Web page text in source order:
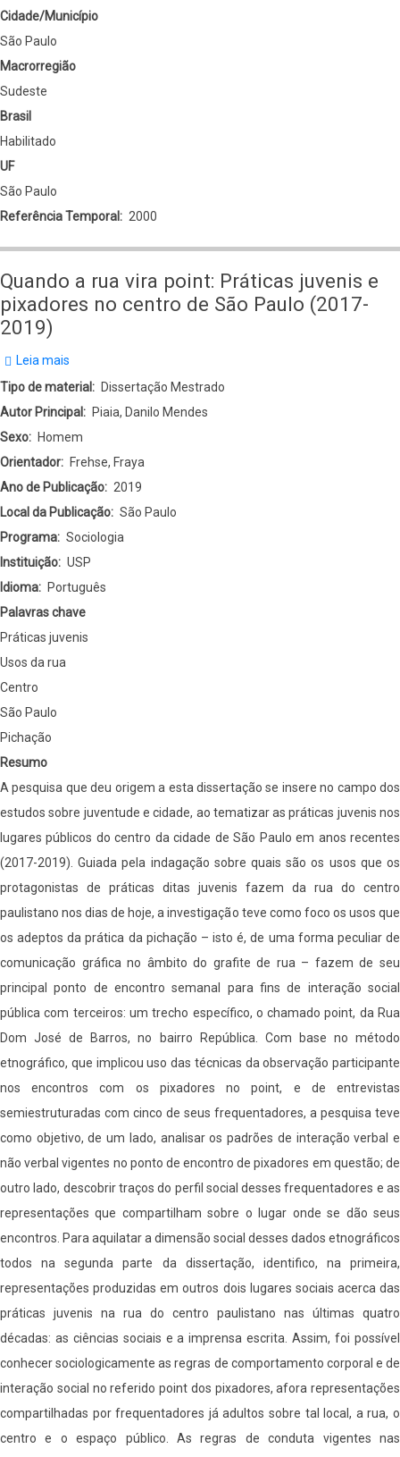
Cidade/Município
São Paulo
Macrorregião
Sudeste
Brasil
Habilitado
UF
São Paulo
Referência Temporal
2000
Quando a rua vira point: Práticas juvenis e
pixadores no centro de São Paulo (2017-
2019)
Leia mais
Quando
a
rua
vira
point:
Práticas
juvenis
e
pixadores
no
centro
Tipo de material
Dissertação Mestrado
Autor Principal
Piaia, Danilo Mendes
Sexo
Homem
Orientador
Frehse, Fraya
Ano de Publicação
2019
Local da Publicação
São Paulo
Programa
Sociologia
Instituição
USP
Idioma
Português
Palavras chave
Práticas juvenis
Usos da rua
Centro
São Paulo
Pichação
Resumo
A pesquisa que deu origem a esta dissertação se insere no campo dos
estudos sobre juventude e cidade, ao tematizar as práticas juvenis nos
lugares públicos do centro da cidade de São Paulo em anos recentes
(2017-2019). Guiada pela indagação sobre quais são os usos que os
protagonistas de práticas ditas juvenis fazem da rua do centro
paulistano nos dias de hoje, a investigação teve como foco os usos que
os adeptos da prática da pichação – isto é, de uma forma peculiar de
comunicação gráfica no âmbito do grafite de rua – fazem de seu
principal ponto de encontro semanal para fins de interação social
pública com terceiros: um trecho específico, o chamado point, da Rua
Dom José de Barros, no bairro República. Com base no método
etnográfico, que implicou uso das técnicas da observação participante
nos encontros com os pixadores no point, e de entrevistas
semiestruturadas com cinco de seus frequentadores, a pesquisa teve
como objetivo, de um lado, analisar os padrões de interação verbal e
não verbal vigentes no ponto de encontro de pixadores em questão; de
outro lado, descobrir traços do perfil social desses frequentadores e as
representações que compartilham sobre o lugar onde se dão seus
encontros. Para aquilatar a dimensão social desses dados etnográficos
todos na segunda parte da dissertação, identifico, na primeira,
representações produzidas em outros dois lugares sociais acerca das
práticas juvenis na rua do centro paulistano nas últimas quatro
décadas: as ciências sociais e a imprensa escrita. Assim, foi possível
conhecer sociologicamente as regras de comportamento corporal e de
interação social no referido point dos pixadores, afora representações
compartilhadas por frequentadores já adultos sobre tal local, a rua, o
centro e o espaço público. As regras de conduta vigentes nas